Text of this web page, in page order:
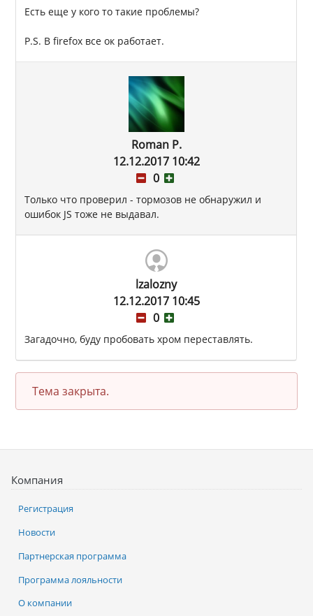
Есть еще у кого то такие проблемы?
P.S. В firefox все ок работает.
Roman P.
12.12.2017 10:42
0
Только что проверил - тормозов не обнаружил и
ошибок JS тоже не выдавал.
lzalozny
12.12.2017 10:45
0
Загадочно, буду пробовать хром переставлять.
Тема закрыта.
Компания
Регистрация
Новости
Партнерская программа
Программа лояльности
О компании